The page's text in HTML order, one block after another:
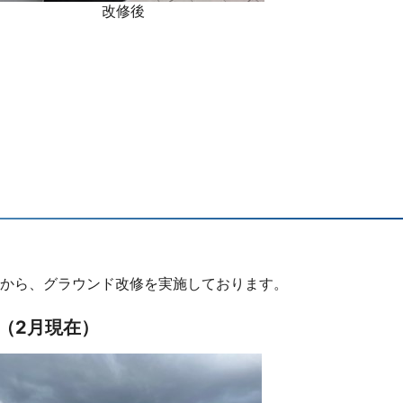
改修後
、グラウンド改修を実施しております。
2月現在）